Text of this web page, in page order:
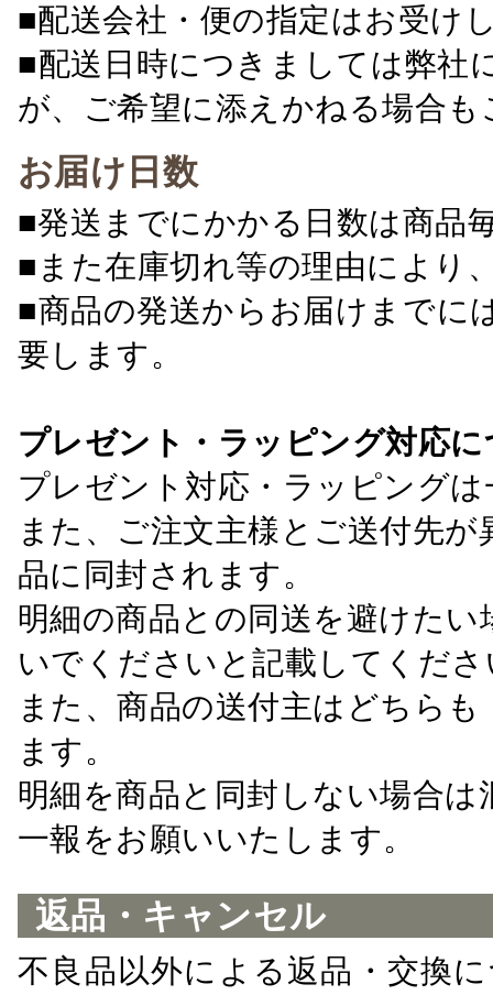
■配送会社・便の指定はお受け
■配送日時につきましては弊社
が、ご希望に添えかねる場合
お届け日数
■発送までにかかる日数は商品
■また在庫切れ等の理由により
■商品の発送からお届けまでに
要します。
プレゼント・ラッピング対応
プレゼント対応・ラッピング
また、ご注文主様とご送付先
品に同封されます。
明細の商品との同送を避けた
いでくださいと記載してくださ
また、商品の送付主はどちら
ます。
明細を商品と同封しない場合
一報をお願いいたします。
返品・キャンセル
不良品以外による返品・交換